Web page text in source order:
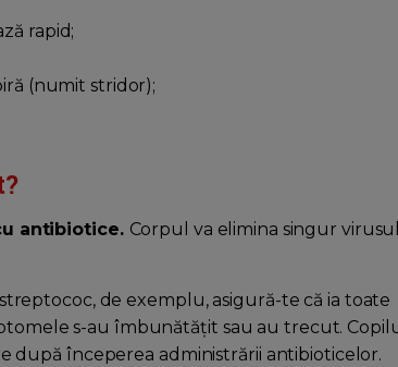
rapid;
(numit stridor);
antibiotice. Corpul va elimina singur virusul
de exemplu, asigură-te că ia toate
s-au îmbunătățit sau au trecut.
după începerea administrării antibioticelor.